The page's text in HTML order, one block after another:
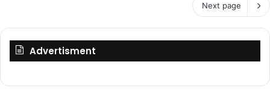
Next page
Advertisment